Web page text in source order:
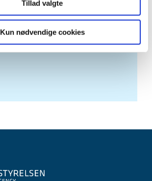
Tillad valgte
Kun nødvendige cookies